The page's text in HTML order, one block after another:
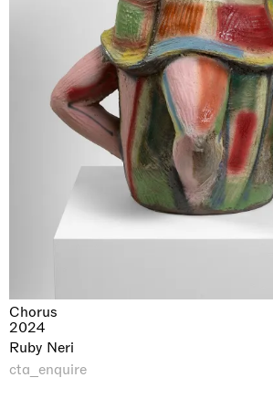
Chorus
2024
Ruby Neri
cta_enquire